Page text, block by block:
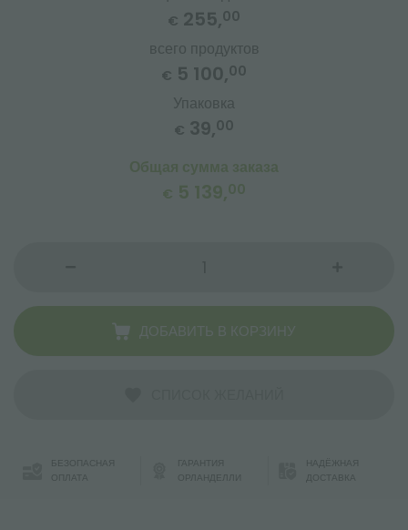
€ 255,00
всего продуктов
€ 5 100,00
Упаковка
€ 39,00
Общая сумма заказа
€ 5 139,00
ДОБАВИТЬ В КОРЗИНУ
БЕЗОПАСНАЯ
ОПЛАТА
ГАРАНТИЯ
ОРЛАНДЕЛЛИ
НАДЁЖНАЯ
ДОСТАВКА